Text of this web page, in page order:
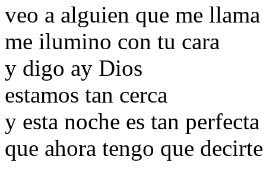
veo a alguien que me llama
me ilumino con tu cara
y digo ay Dios
estamos tan cerca
y esta noche es tan perfecta
que ahora tengo que